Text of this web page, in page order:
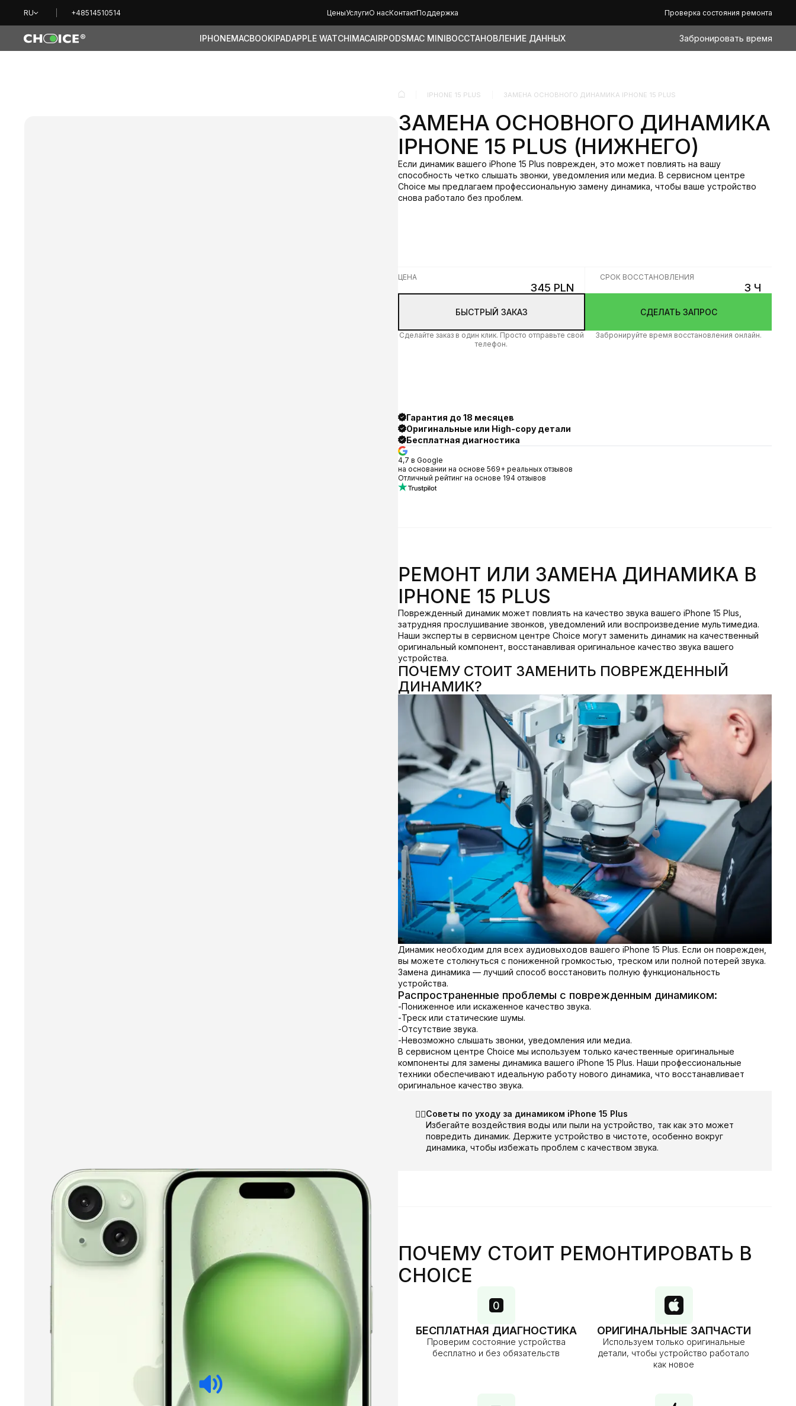
RU +48514510514 ЦеныУслугиО насКонтактПоддержка Проверка состояния ремонта
IPHONEMACBOOKIPADAPPLE WATCHIMACAIRPODSMAC MINIВОССТАНОВЛЕНИЕ ДАННЫХ Забронировать время
IPHONE 15 PLUS ЗАМЕНА ОСНОВНОГО ДИНАМИКА IPHONE 15 PLUS
ЗАМЕНА ОСНОВНОГО ДИНАМИКА
IPHONE 15 PLUS (НИЖНЕГО)
Если динамик вашего iPhone 15 Plus поврежден, это может повлиять на вашу
способность четко слышать звонки, уведомления или медиа. В сервисном центре
Choice мы предлагаем профессиональную замену динамика, чтобы ваше устройство
снова работало без проблем.
ЦЕНА
345 PLN
СРОК ВОССТАНОВЛЕНИЯ
3 Ч
БЫСТРЫЙ ЗАКАЗ
Сделайте заказ в один клик. Просто отправьте свой
телефон.
СДЕЛАТЬ ЗАПРОС
Забронируйте время восстановления онлайн.
Гарантия до 18 месяцев
Оригинальные или High-copy детали
Бесплатная диагностика
4,7 в Google
на основании на основе 569+ реальных отзывов
Отличный рейтинг на основе 194 отзывов
РЕМОНТ ИЛИ ЗАМЕНА ДИНАМИКА В
IPHONE 15 PLUS
Поврежденный динамик может повлиять на качество звука вашего iPhone 15 Plus,
затрудняя прослушивание звонков, уведомлений или воспроизведение мультимедиа.
Наши эксперты в сервисном центре Choice могут заменить динамик на качественный
оригинальный компонент, восстанавливая оригинальное качество звука вашего
устройства.
ПОЧЕМУ СТОИТ ЗАМЕНИТЬ ПОВРЕЖДЕННЫЙ
ДИНАМИК?
Динамик необходим для всех аудиовыходов вашего iPhone 15 Plus. Если он поврежден,
вы можете столкнуться с пониженной громкостью, треском или полной потерей звука.
Замена динамика — лучший способ восстановить полную функциональность
устройства.
Распространенные проблемы с поврежденным динамиком:
-Пониженное или искаженное качество звука.
-Треск или статические шумы.
-Отсутствие звука.
-Невозможно слышать звонки, уведомления или медиа.
В сервисном центре Choice мы используем только качественные оригинальные
компоненты для замены динамика вашего iPhone 15 Plus. Наши профессиональные
техники обеспечивают идеальную работу нового динамика, что восстанавливает
оригинальное качество звука.
☝🏻Советы по уходу за динамиком iPhone 15 Plus
Избегайте воздействия воды или пыли на устройство, так как это может
повредить динамик. Держите устройство в чистоте, особенно вокруг
динамика, чтобы избежать проблем с качеством звука.
ПОЧЕМУ СТОИТ РЕМОНТИРОВАТЬ В
CHOICE
БЕСПЛАТНАЯ ДИАГНОСТИКА
Проверим состояние устройства
бесплатно и без обязательств
ОРИГИНАЛЬНЫЕ ЗАПЧАСТИ
Используем только оригинальные
детали, чтобы устройство работало
как новое